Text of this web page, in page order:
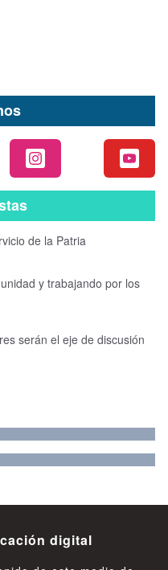
de la Patria
y trabajando por los
serán el eje de discusión
digital